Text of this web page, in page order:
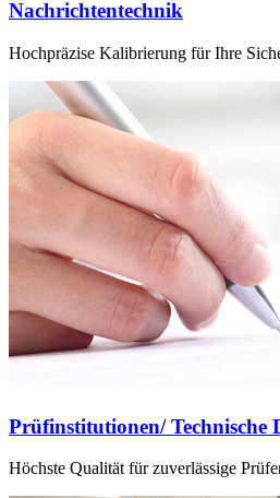
Nachrichtentechnik
Hochpräzise Kalibrierung für Ihre
Prüfinstitutionen/ Technische
Höchste Qualität für zuverlässige